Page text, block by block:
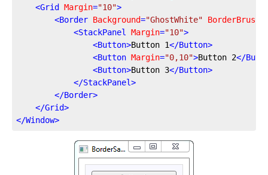
<Grid Margin="10">
<Border Background="GhostWhite" BorderBrush
<StackPanel Margin="10">
<Button>Button 1</Button>
<Button Margin="0,10">Button 2</
<Button>Button 3</Button>
</StackPanel>
</Border>
</Grid>
</Window>